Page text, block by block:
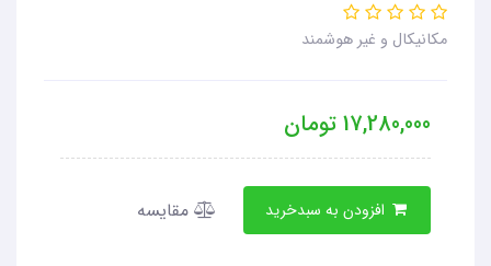
مکانیکال و غیر هوشمند
17,280,000تومان
مقایسه